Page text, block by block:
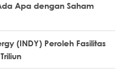
Apa dengan Saham
(INDY) Peroleh Fasilitas